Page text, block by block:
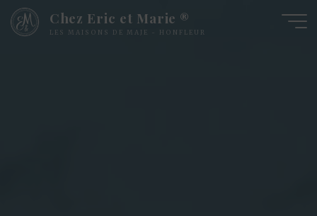
Chez Eric et Marie ®
LES MAISONS DE MAJE - HONFLEUR